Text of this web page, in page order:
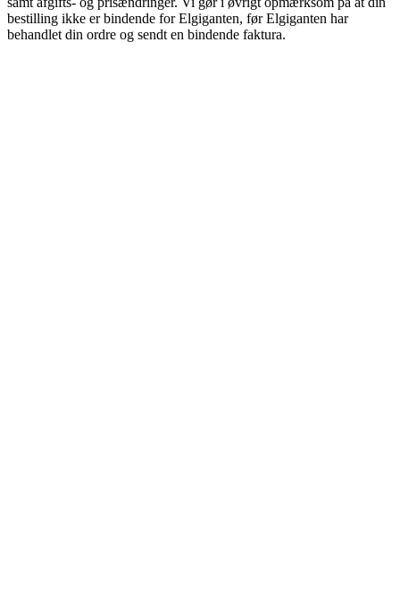
bestilling ikke er bindende for Elgiganten, før Elgiganten har
behandlet din ordre og sendt en bindende faktura.